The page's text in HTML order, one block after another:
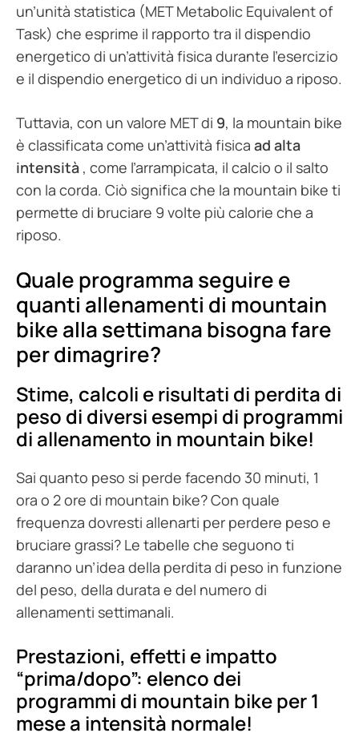
un’unità statistica (MET Metabolic Equivalent of
Task) che esprime il rapporto tra il dispendio
energetico di un’attività fisica durante l’esercizio
e il dispendio energetico di un individuo a riposo.
Tuttavia, con un valore MET di 9, la mountain bike
è classificata come un’attività fisica ad alta
intensità , come l’arrampicata, il calcio o il salto
con la corda. Ciò significa che la mountain bike ti
permette di bruciare 9 volte più calorie che a
riposo.
Quale programma seguire e
quanti allenamenti di mountain
bike alla settimana bisogna fare
per dimagrire?
Stime, calcoli e risultati di perdita di
peso di diversi esempi di programmi
di allenamento in mountain bike!
Sai quanto peso si perde facendo 30 minuti, 1
ora o 2 ore di mountain bike? Con quale
frequenza dovresti allenarti per perdere peso e
bruciare grassi? Le tabelle che seguono ti
daranno un’idea della perdita di peso in funzione
del peso, della durata e del numero di
allenamenti settimanali.
Prestazioni, effetti e impatto
“prima/dopo”: elenco dei
programmi di mountain bike per 1
mese a intensità normale!